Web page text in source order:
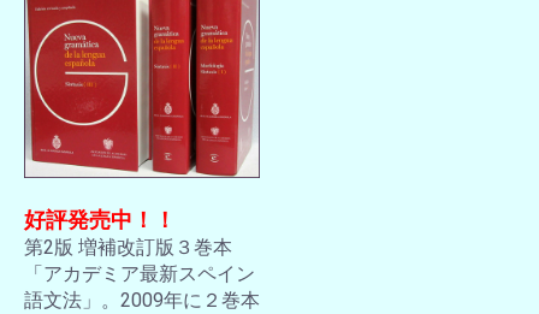
好評発売中！！
第2版 増補改訂版３巻本
「アカデミア最新スペイン
語文法」。2009年に２巻本